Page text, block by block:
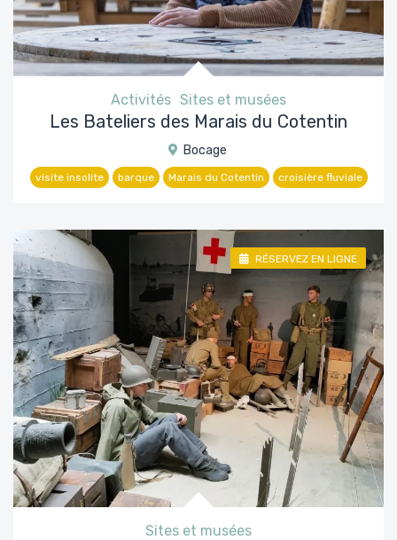
Activités Sites et musées
Les Bateliers des Marais du Cotentin
Bocage
visite insolite barque Marais du Cotentin croisière fluviale
RÉSERVEZ EN LIGNE
Sites et musées